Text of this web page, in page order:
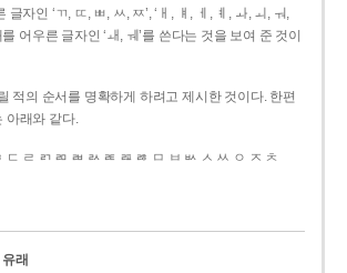
자인 ‘ㄲ, ㄸ, ㅃ, ㅆ, ㅉ’, ‘ㅐ, ㅒ, ㅔ, ㅖ, ㅘ, ㅚ, ㅝ,
어우른 글자인 ‘ㅙ, ㅞ’를 쓴다는 것을 보여 준 것이
적의 순서를 명확하게 하려고 제시한 것이다. 한편
아래와 같다.
ㄷ ㄹ ㄺ ㄻ ㄼ ㄽ ㄾ ㄿ ㅀ ㅁ ㅂ ㅄ ㅅ ㅆ ㅇ ㅈ ㅊ
래